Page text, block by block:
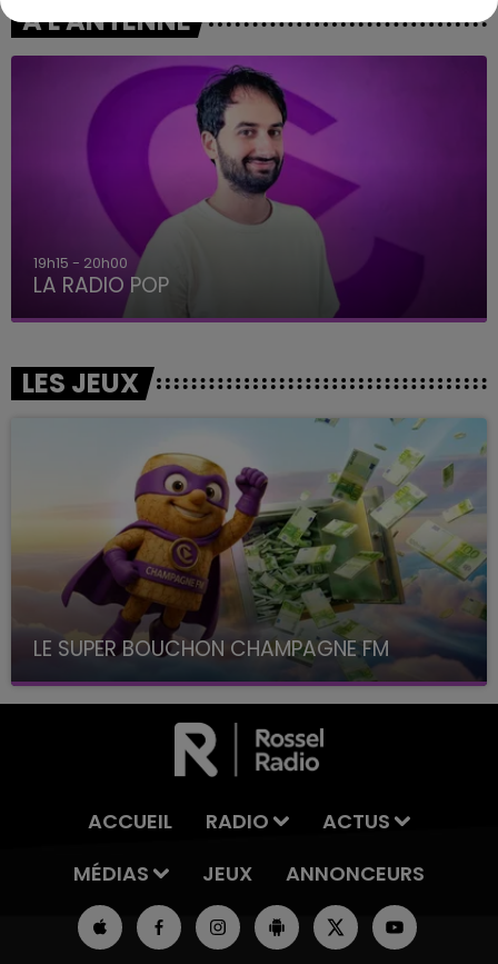
A L'ANTENNE
19h15 - 20h00
LA RADIO POP
LES JEUX
LE SUPER BOUCHON CHAMPAGNE FM
avec La Famille Champagne FM, à 8H10
ACCUEIL RADIO
ACTUS
MÉDIAS
JEUX ANNONCEURS